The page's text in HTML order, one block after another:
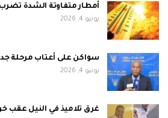
أمطار متفاوتة الشدة
يونيو 4, 2026
سواكن على أعتاب مرحلة
يونيو 4, 2026
غرق تلاميذ في النيل عقب